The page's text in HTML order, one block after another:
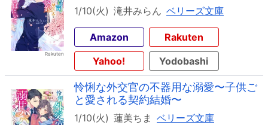
1/10(火) 滝井みらん ベリーズ文庫
Amazon
Rakuten
Yahoo!
Yodobashi
怜悧な外交官の不器用な溺愛〜子供ご
と愛される契約結婚〜
1/10(火) 蓮美ちま ベリーズ文庫